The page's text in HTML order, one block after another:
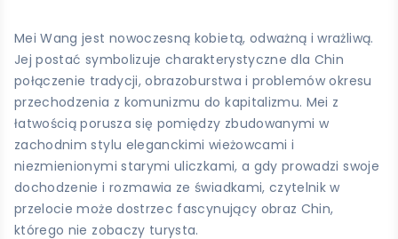
Mei Wang jest nowoczesną kobietą, odważną i wrażliwą.
Jej postać symbolizuje charakterystyczne dla Chin
połączenie tradycji, obrazoburstwa i problemów okresu
przechodzenia z komunizmu do kapitalizmu. Mei z
łatwością porusza się pomiędzy zbudowanymi w
zachodnim stylu eleganckimi wieżowcami i
niezmienionymi starymi uliczkami, a gdy prowadzi swoje
dochodzenie i rozmawia ze świadkami, czytelnik w
przelocie może dostrzec fascynujący obraz Chin,
którego nie zobaczy turysta.